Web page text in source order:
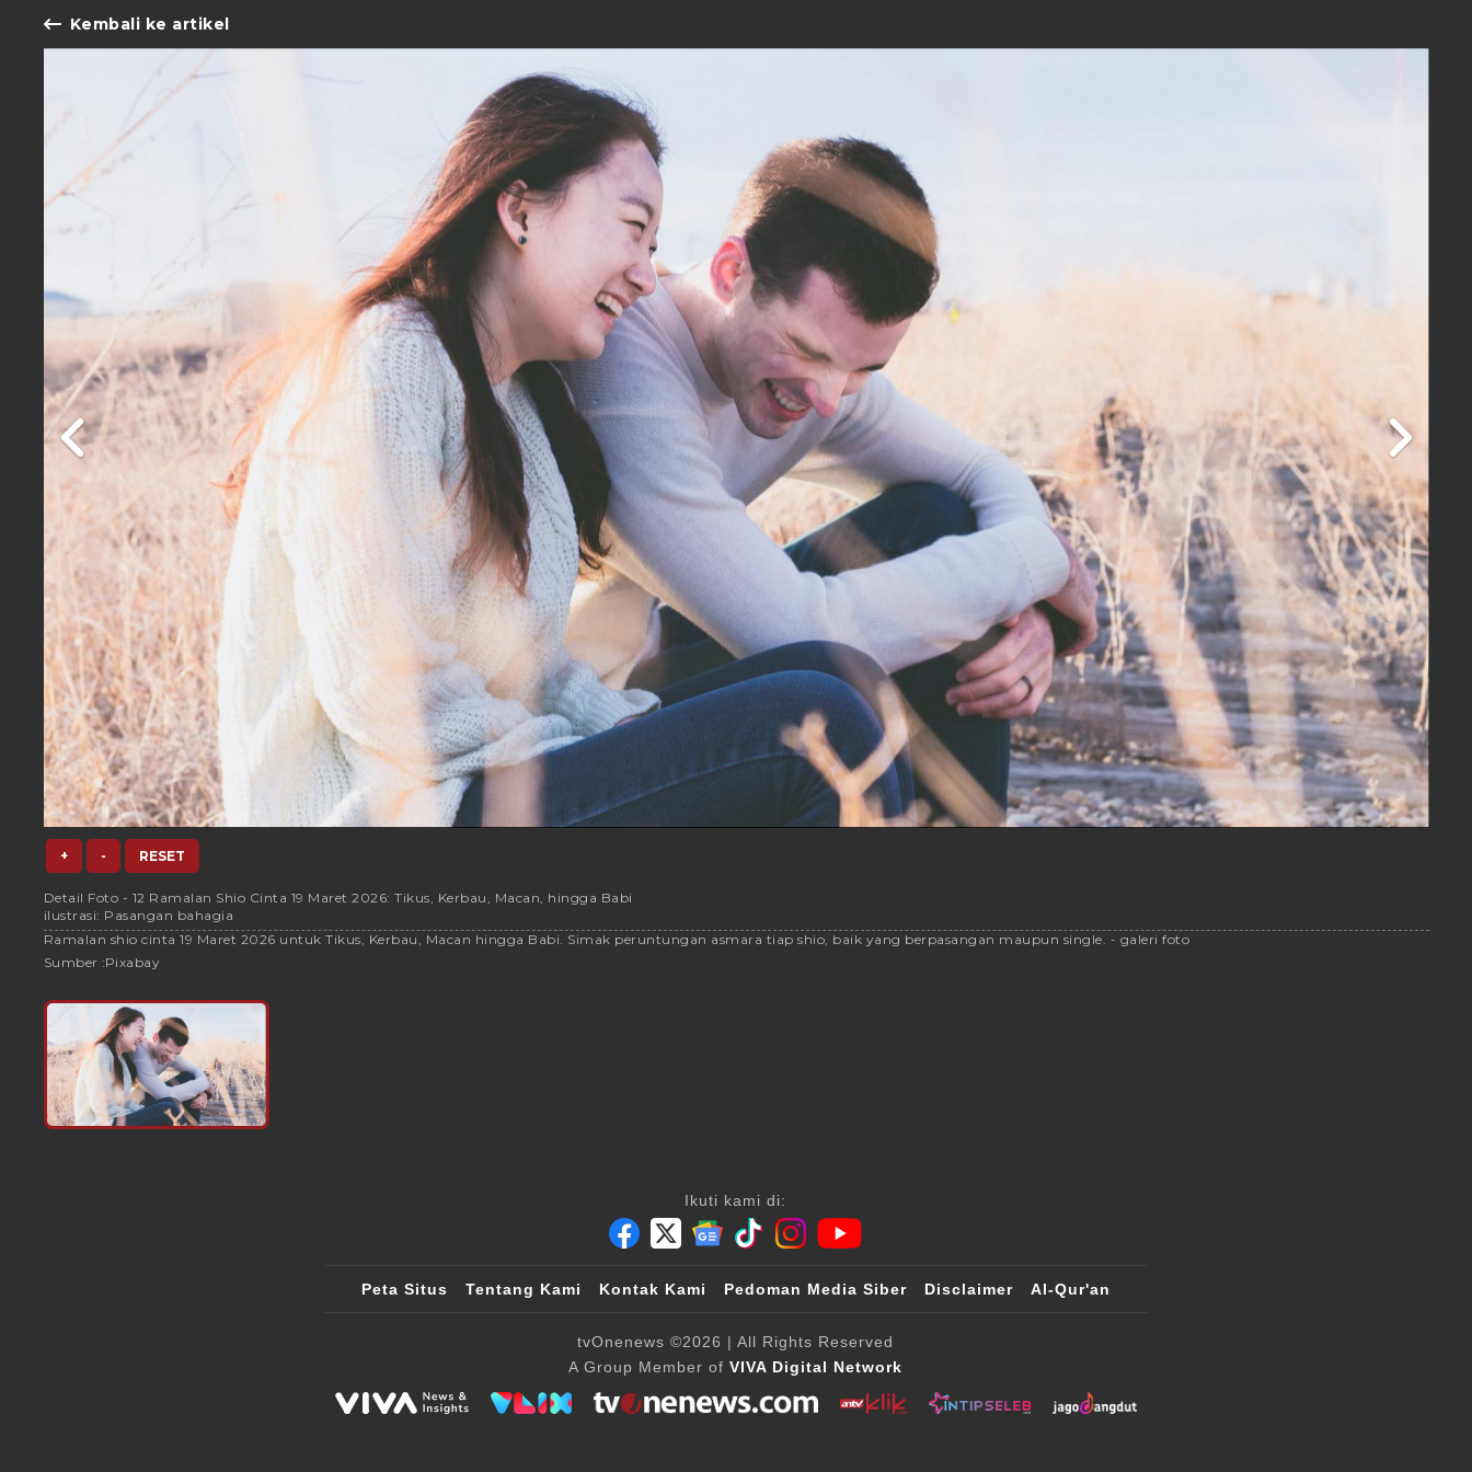
Kembali ke artikel
+ - RESET
Detail Foto - 12 Ramalan Shio Cinta 19 Maret 2026: Tikus, Kerbau, Macan, hingga Babi
ilustrasi: Pasangan bahagia
​​​​​​​Ramalan shio cinta 19 Maret 2026 untuk Tikus, Kerbau, Macan hingga Babi. Simak peruntungan asmara tiap shio, baik yang berpasangan maupun single. - galeri foto
Sumber :Pixabay
Ikuti kami di:
Peta Situs Tentang Kami Kontak Kami Pedoman Media Siber Disclaimer Al-Qur'an
tvOnenews ©2026 | All Rights Reserved
A Group Member ofVIVA Digital Network